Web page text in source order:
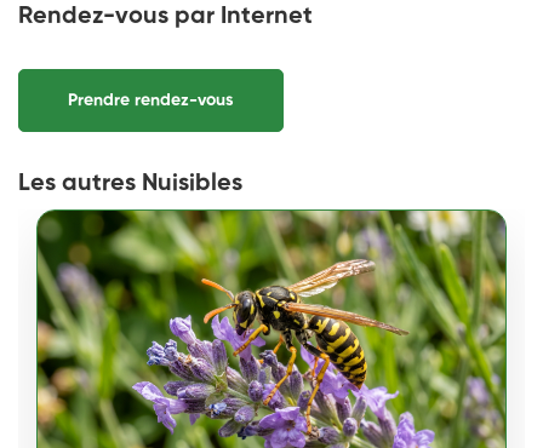
Rendez-vous par Internet
Prendre rendez-vous
Les autres Nuisibles